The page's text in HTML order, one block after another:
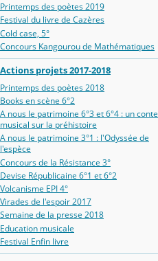
Printemps des poètes 2019
Festival du livre de Cazères
Cold case, 5°
Concours Kangourou de Mathématiques
Actions projets 2017-2018
Printemps des poètes 2018
Books en scène 6°2
A nous le patrimoine 6°3 et 6°4 : un conte
musical sur la préhistoire
A nous le patrimoine 3°1 : l'Odyssée de
l'espèce
Concours de la Résistance 3°
Devise Républicaine 6°1 et 6°2
Volcanisme EPI 4°
Virades de l'espoir 2017
Semaine de la presse 2018
Education musicale
Festival Enfin livre